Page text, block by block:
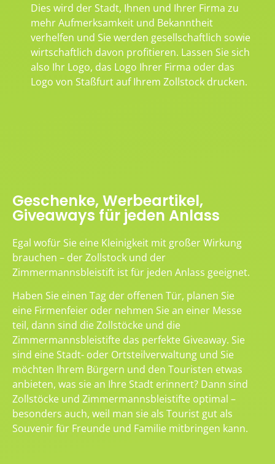
Dies wird der Stadt, Ihnen und Ihrer Firma zu
mehr Aufmerksamkeit und Bekanntheit
verhelfen und Sie werden gesellschaftlich sowie
wirtschaftlich davon profitieren. Lassen Sie sich
also Ihr Logo, das Logo Ihrer Firma oder das
Logo von Staßfurt auf Ihrem Zollstock drucken.
Geschenke, Werbeartikel,
Giveaways für jeden Anlass
Egal wofür Sie eine Kleinigkeit mit großer Wirkung
brauchen – der Zollstock und der
Zimmermannsbleistift ist für jeden Anlass geeignet.
Haben Sie einen Tag der offenen Tür, planen Sie
eine Firmenfeier oder nehmen Sie an einer Messe
teil, dann sind die Zollstöcke und die
Zimmermannsbleistifte das perfekte Giveaway. Sie
sind eine Stadt- oder Ortsteilverwaltung und Sie
möchten Ihrem Bürgern und den Touristen etwas
anbieten, was sie an Ihre Stadt erinnert? Dann sind
Zollstöcke und Zimmermannsbleistifte optimal –
besonders auch, weil man sie als Tourist gut als
Souvenir für Freunde und Familie mitbringen kann.